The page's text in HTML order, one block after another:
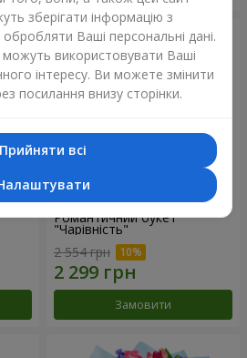
Романтичний букет
"Чарівність"
2 554 грн
Замовити
зберігати інформацію з
Ваші персональні дані.
можуть використовувати Ваші
інтересу. Ви можете змінити
посилання внизу сторінки.
Прийняти всі